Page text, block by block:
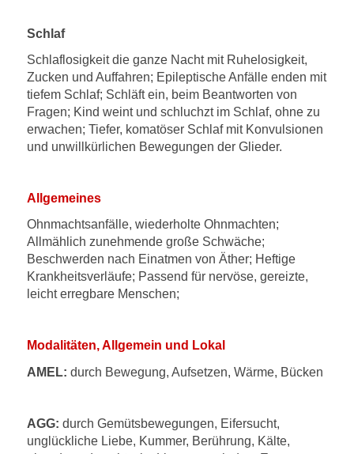
Schlaf
Schlaflosigkeit die ganze Nacht mit Ruhelosigkeit,
Zucken und Auffahren; Epileptische Anfälle enden mit
tiefem Schlaf; Schläft ein, beim Beantworten von
Fragen; Kind weint und schluchzt im Schlaf, ohne zu
erwachen; Tiefer, komatöser Schlaf mit Konvulsionen
und unwillkürlichen Bewegungen der Glieder.
Allgemeines
Ohnmachtsanfälle, wiederholte Ohnmachten;
Allmählich zunehmende große Schwäche;
Beschwerden nach Einatmen von Äther; Heftige
Krankheitsverläufe; Passend für nervöse, gereizte,
leicht erregbare Menschen;
Modalitäten, Allgemein und Lokal
AMEL: durch Bewegung, Aufsetzen, Wärme, Bücken
AGG: durch Gemütsbewegungen, Eifersucht,
unglückliche Liebe, Kummer, Berührung, Kälte,